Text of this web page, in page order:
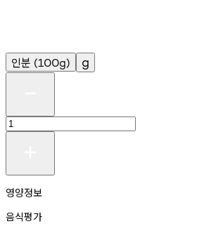
인분 (100g) g
영양정보
음식평가